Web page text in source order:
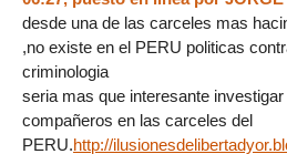
desde una de las carceles mas
,no existe en el PERU politicas
criminologia
seria mas que interesante
compañeros en las carceles del
PERU.http://